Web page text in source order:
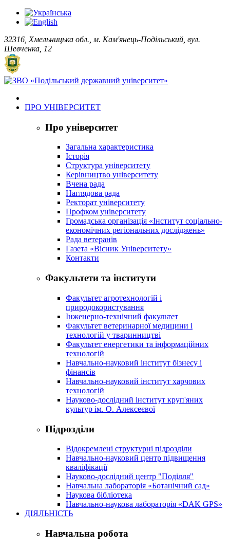
32316, Хмельницька обл., м. Кам'янець-Подільський, вул.
Шевченка, 12
ПРО УНІВЕРСИТЕТ
Про університет
Загальна характеристика
Історія
Структура університету
Керівництво університету
Вчена рада
Наглядова рада
Ректорат університету
Профком університету
Громадська організація «Інститут соціально-
економічних регіональних досліджень»
Рада ветеранів
Газета «Вісник Університету»
Контакти
Факультети та інститути
Факультет агротехнологій і
природокористування
Інженерно-технічний факультет
Факультет ветеринарної медицини і
технологій у тваринництві
Факультет енергетики та інформаційних
технологій
Навчально-науковий інститут бізнесу і
фінансів
Навчально-науковий інститут харчових
технологій
Науково-дослідний інститут круп'яних
культур ім. О. Алексеєвої
Підрозділи
Відокремлені структурні підрозділи
Навчально-науковий центр підвищення
кваліфікації
Науково-дослідний центр "Поділля"
Навчальна лабораторія «Ботанічний сад»
Наукова бібліотека
Навчально-наукова лабораторія «DAK GPS»
ДІЯЛЬНІСТЬ
Навчальна робота